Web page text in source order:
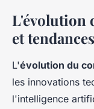
L'évolution
et
L'évolution du
les innovations
l'intelligence